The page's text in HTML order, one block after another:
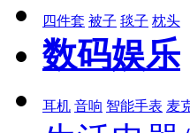
四件套 被子 毯子 枕头
数码娱乐
耳机 音响 智能手表 麦